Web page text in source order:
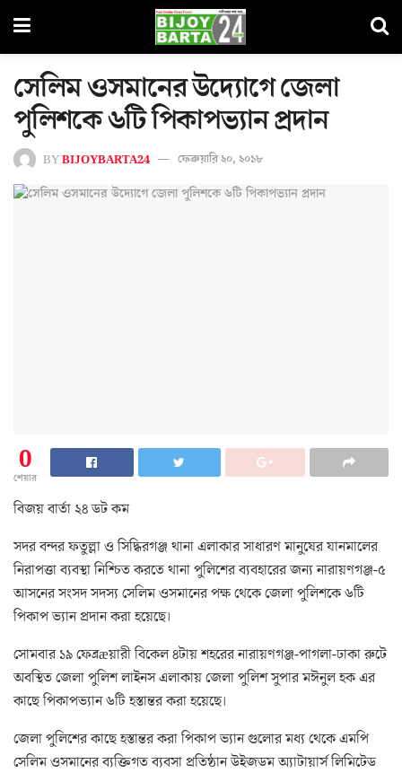
সেলিম ওসমানের উদ্যোগে জেলা
পুলিশকে ৬টি পিকাপভ্যান প্রদান
BYBIJOYBARTA24 ফেব্রুয়ারি ২০, ২০১৮
0
শেয়ার
বিজয় বার্তা ২৪ ডট কম
সদর বন্দর ফতুল্লা ও সিদ্ধিরগঞ্জ থানা এলাকার সাধারণ মানুষের যানমালের
নিরাপত্তা ব্যবস্থা নিশ্চিত করতে থানা পুলিশের ব্যবহারের জন্য নারায়ণগঞ্জ-৫
আসনের সংসদ সদস্য সেলিম ওসমানের পক্ষ থেকে জেলা পুলিশকে ৬টি
পিকাপ ভ্যান প্রদান করা হয়েছে।
সোমবার ১৯ ফেব্রæয়ারী বিকেল ৪টায় শহরের নারায়ণগঞ্জ-পাগলা-ঢাকা রুটে
অবস্থিত জেলা পুলিশ লাইনস এলাকায় জেলা পুলিশ সুপার মঈনুল হক এর
কাছে পিকাপভ্যান ৬টি হস্তান্তর করা হয়েছে।
জেলা পুলিশের কাছে হস্তান্তর করা পিকাপ ভ্যান গুলোর মধ্য থেকে এমপি
সেলিম ওসমানের ব্যক্তিগত ব্যবসা প্রতিষ্ঠান উইজডম অ্যাটায়ার্স লিমিটেড